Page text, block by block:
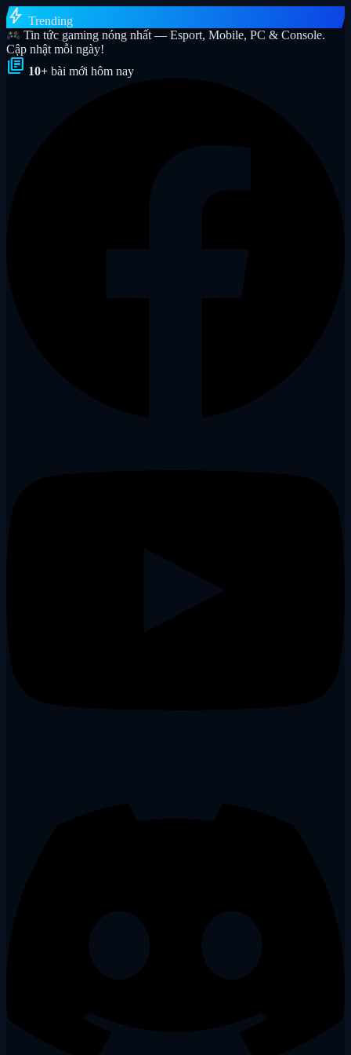
bolt Trending
Tin tức gaming nóng nhất — Esport, Mobile, PC & Console.
Cập nhật mỗi ngày!
library_books 10+ bài mới hôm nay